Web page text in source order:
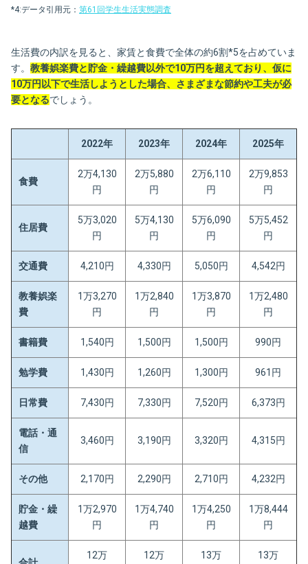
*4:データ引用元： 第61回学生生活実態調査
生活費の内訳を見ると、家賃と食費で全体の約6割*5を占めていま
す。 教養娯楽費と貯金・繰越費以外で10万円を超えており、仮に
10万円以下で生活しようとした場合、さまざまな節約や工夫が必
要となるでしょう。
2022年 2023年 2024年 2025年
食費
2万4,130
円
2万5,880
円
2万6,110
円
2万9,853
円
住居費
5万3,020
円
5万4,130
円
5万6,090
円
5万5,452
円
交通費 4,210円 4,330円 5,050円 4,542円
教養娯楽
費
1万3,270
円
1万2,840
円
1万3,870
円
1万2,480
円
書籍費 1,540円 1,500円 1,500円 990円
勉学費 1,430円 1,260円 1,300円 961円
日常費 7,430円 7,330円 7,520円 6,373円
電話・通
信
3,460円 3,190円 3,320円 4,315円
その他 2,170円 2,290円 2,710円 4,232円
貯金・繰
越費
1万2,970
円
1万4,740
円
1万4,250
円
1万8,444
円
12万
12万
13万
13万